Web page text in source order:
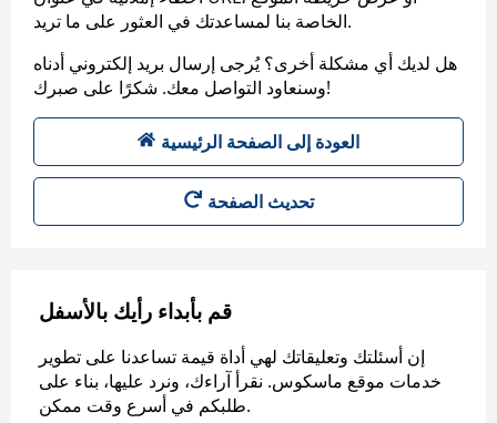
الخاصة بنا لمساعدتك في العثور على ما تريد.
هل لديك أي مشكلة أخرى؟ يُرجى إرسال بريد إلكتروني أدناه
وسنعاود التواصل معك. شكرًا على صبرك!
العودة إلى الصفحة الرئيسية
تحديث الصفحة
قم بأبداء رأيك بالأسفل
إن أسئلتك وتعليقاتك لهي أداة قيمة تساعدنا على تطوير
خدمات موقع ماسكوس. نقرأ آراءك، ونرد عليها، بناء على
طلبكم في أسرع وقت ممكن.